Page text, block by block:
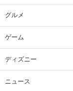
グルメ
ゲーム
ディズニー
ニュース